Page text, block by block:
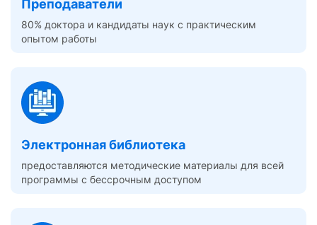
Преподаватели
80% доктора и кандидаты наук с практическим
опытом работы
Электронная библиотека
предоставляются методические материалы для всей
программы с бессрочным доступом